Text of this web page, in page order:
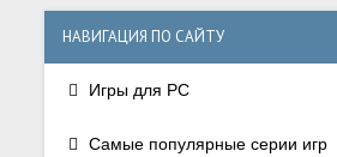
НАВИГАЦИЯ ПО САЙТУ
Игры для PC
Самые популярные серии игр